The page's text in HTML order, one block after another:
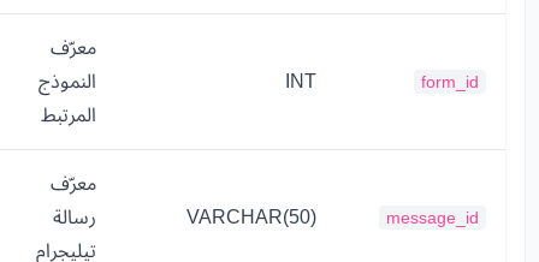
form_id
INT
معرّف
النموذج
المرتبط
message_id
VARCHAR(50)
معرّف
رسالة
تيليجرام